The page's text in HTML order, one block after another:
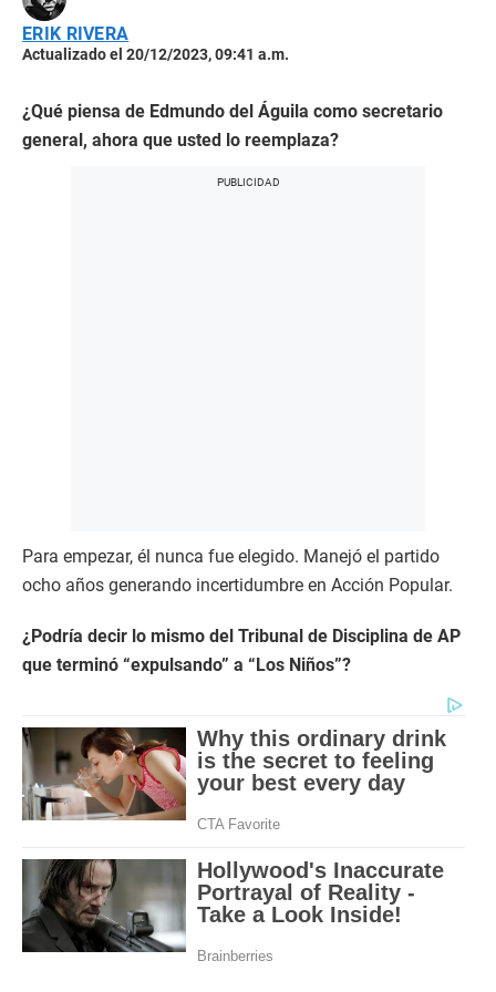
ERIK RIVERA
Actualizado el 20/12/2023, 09:41 a.m.
¿Qué piensa de Edmundo del Águila como secretario
general, ahora que usted lo reemplaza?
Para empezar, él nunca fue elegido. Manejó el partido
ocho años generando incertidumbre en Acción Popular.
¿Podría decir lo mismo del Tribunal de Disciplina de AP
que terminó “expulsando” a “Los Niños”?